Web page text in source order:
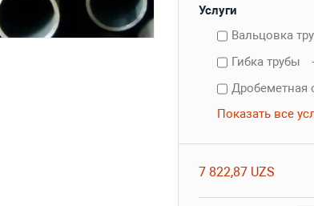
Услуги
Вальцовка
Гибка трубы
Дробеметная
Показать все
7 822,87 UZS